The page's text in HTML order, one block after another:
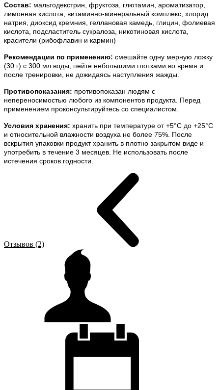
Состав: мальтодекстрин, фруктоза, глютамин, ароматизатор,
лимонная кислота, витаминно-минеральный комплекс, хлорид
натрия, диоксид кремния, геллановая камедь, глицин, фолиевая
кислота, подсластитель сукралоза, никотиновая кислота,
красители (рибофлавин и кармин)
Рекомендации по применению: смешайте одну мерную ложку
(30 г) с 300 мл воды, пейте небольшими глотками во время и
после тренировки, не дожидаясь наступления жажды.
Противопоказания: противопоказан людям с
непереносимостью любого из компонентов продукта. Перед
применением проконсультируйтесь со специалистом.
Условия хранения: хранить при температуре от +5°С до +25°С
и относительной влажности воздуха не более 75%. После
вскрытия упаковки продукт хранить в плотно закрытом виде и
употребить в течение 3 месяцев. Не использовать после
истечения сроков годности.
Отзывов (2)